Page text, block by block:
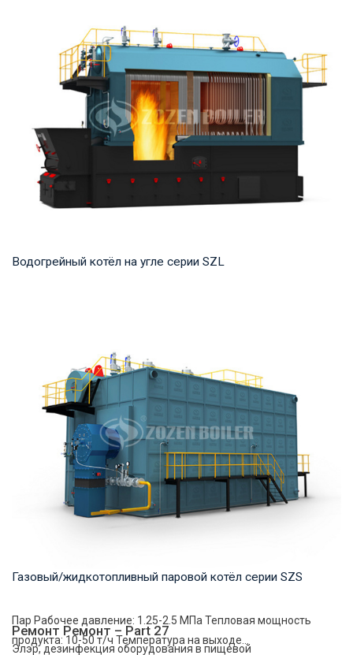
Водогрейный котёл на угле серии SZL
Газовый/жидкотопливный паровой котёл серии SZS
Пар Рабочее давление: 1.25-2.5 MПа Тепловая мощность
продукта: 10-50 т/ч Температура на выходе...
Ремонт Ремонт – Part 27
Элэр, дезинфекция оборудования в пищевой